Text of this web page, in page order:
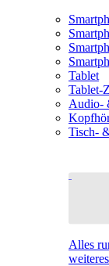
Tablet
Tablet-
Audio-
Tisch-
Alles